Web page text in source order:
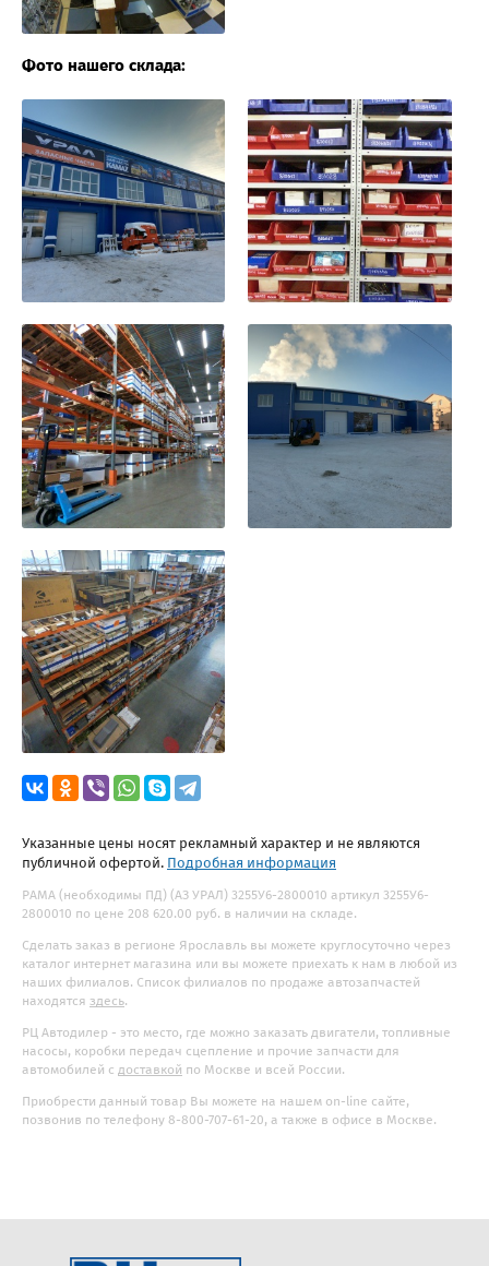
Фото нашего склада:
Указанные цены носят рекламный характер и не являются
публичной офертой. Подробная информация
РАМА (необходимы ПД) (АЗ УРАЛ) 3255У6-2800010 артикул 3255У6-
2800010 по цене 208 620.00 руб. в наличии на складе.
Сделать заказ в регионе Ярославль вы можете круглосуточно через
каталог интернет магазина или вы можете приехать к нам в любой из
наших филиалов. Список филиалов по продаже автозапчастей
находятся здесь.
РЦ Автодилер - это место, где можно заказать двигатели, топливные
насосы, коробки передач сцепление и прочие запчасти для
автомобилей с доставкой по Москве и всей России.
Приобрести данный товар Вы можете на нашем on-line сайте,
позвонив по телефону 8-800-707-61-20, а также в офисе в Москве.